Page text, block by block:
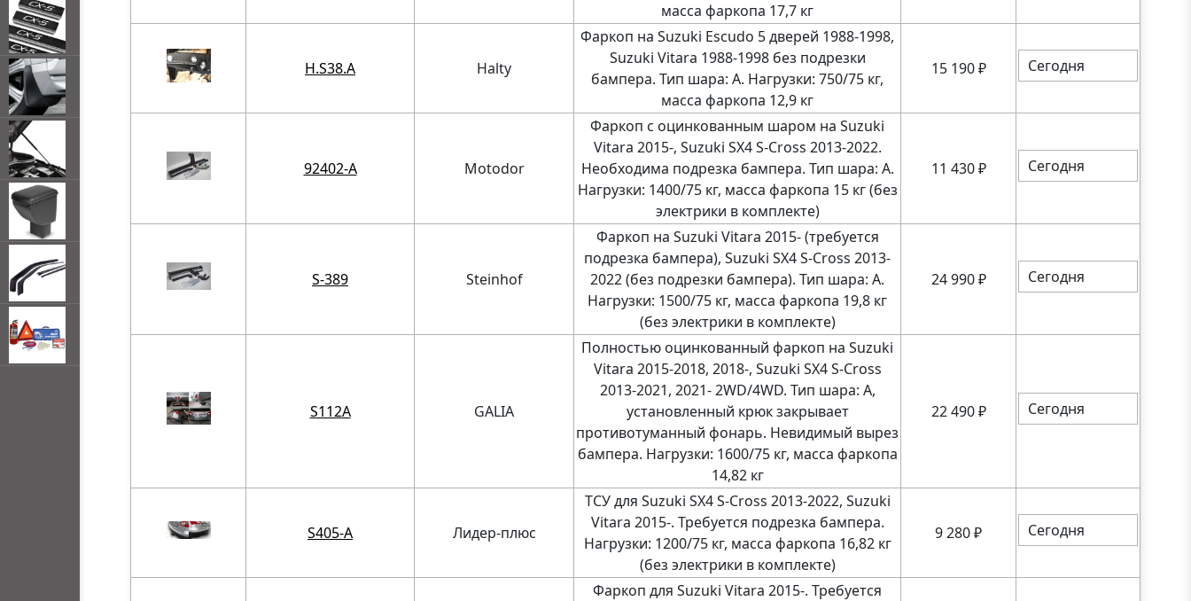
масса фаркопа 17,7 кг
H.S38.A Halty
Фаркоп на Suzuki Escudo 5 дверей 1988-1998,
Suzuki Vitara 1988-1998 без подрезки
бампера. Тип шара: A. Нагрузки: 750/75 кг,
масса фаркопа 12,9 кг
15 190₽ Сегодня
92402-A Motodor
Фаркоп с оцинкованным шаром на Suzuki
Vitara 2015-, Suzuki SX4 S-Cross 2013-2022.
Необходима подрезка бампера. Тип шара: A.
Нагрузки: 1400/75 кг, масса фаркопа 15 кг (без
электрики в комплекте)
11 430₽ Сегодня
S-389 Steinhof
Фаркоп на Suzuki Vitara 2015- (требуется
подрезка бампера), Suzuki SX4 S-Cross 2013-
2022 (без подрезки бампера). Тип шара: A.
Нагрузки: 1500/75 кг, масса фаркопа 19,8 кг
(без электрики в комплекте)
24 990₽ Сегодня
S112A GALIA
Полностью оцинкованный фаркоп на Suzuki
Vitara 2015-2018, 2018-, Suzuki SX4 S-Cross
2013-2021, 2021- 2WD/4WD. Тип шара: A,
установленный крюк закрывает
противотуманный фонарь. Невидимый вырез
бампера. Нагрузки: 1600/75 кг, масса фаркопа
14,82 кг
22 490₽ Сегодня
S405-A Лидер-плюс
ТСУ для Suzuki SX4 S-Cross 2013-2022, Suzuki
Vitara 2015-. Требуется подрезка бампера.
Нагрузки: 1200/75 кг, масса фаркопа 16,82 кг
(без электрики в комплекте)
9 280₽ Сегодня
Фаркоп для Suzuki Vitara 2015-. Требуется